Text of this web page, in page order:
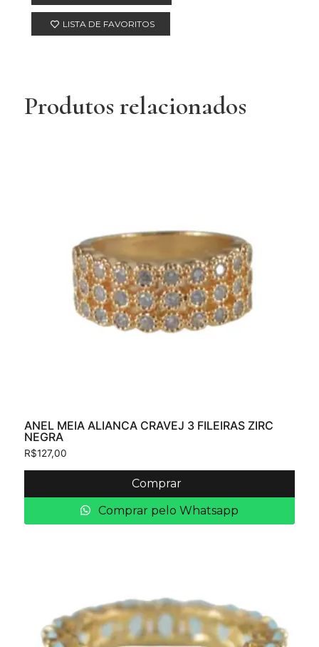
LISTA DE FAVORITOS
Produtos relacionados
ANEL MEIA ALIANCA CRAVEJ 3 FILEIRAS ZIRC
NEGRA
R$127,00
Comprar
Comprar pelo Whatsapp